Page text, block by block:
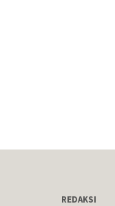
REDAKSI